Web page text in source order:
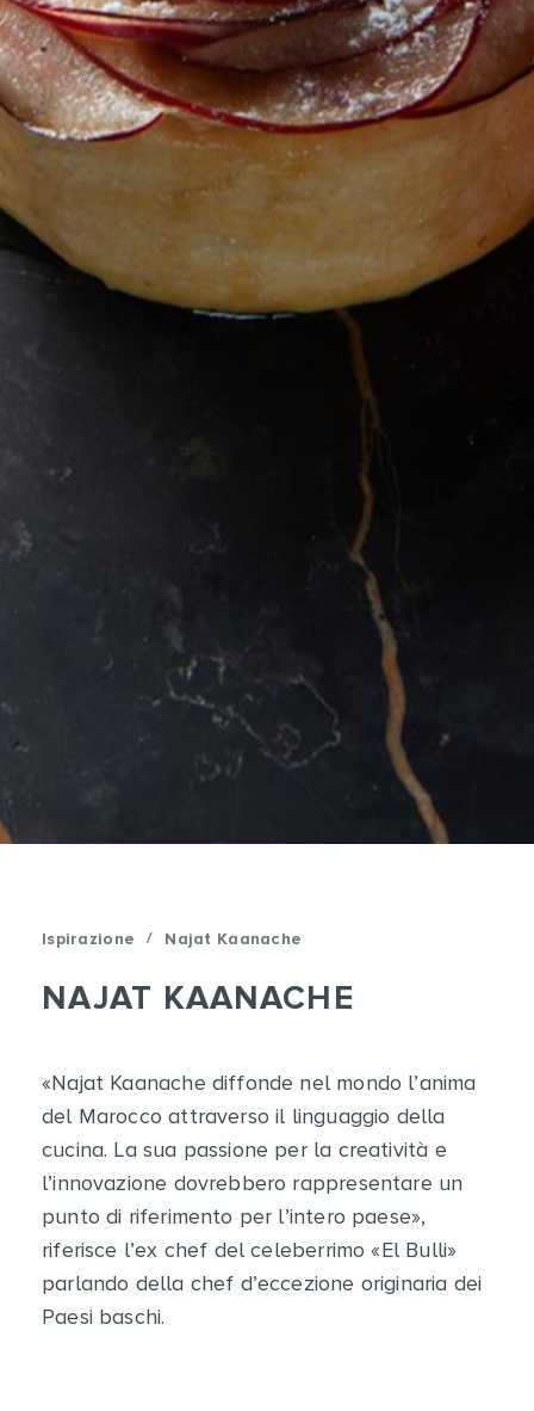
Ispirazione / Najat Kaanache
NAJAT KAANACHE
«Najat Kaanache diffonde nel mondo l’anima
del Marocco attraverso il linguaggio della
cucina. La sua passione per la creatività e
l’innovazione dovrebbero rappresentare un
punto di riferimento per l’intero paese»,
riferisce l’ex chef del celeberrimo «El Bulli»
parlando della chef d’eccezione originaria dei
Paesi baschi.